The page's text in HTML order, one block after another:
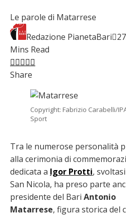
Le parole di Matarrese
Redazione PianetaBari
Mins Read
Facebook
Twitter
LinkedIn
Pinterest
Stumbleupon
Share
Copyright: Fabrizio Carabelli/
Sport
Tra le numerose personalità
alla cerimonia di
dedicata a Igor Protti,
San Nicola, ha preso parte
presidente del Bari Antonio
Matarrese, figura storica del